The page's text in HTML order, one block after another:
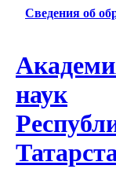
Сведения об
наук